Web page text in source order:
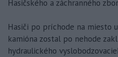
Hasičského a záchranného
Hasiči po príchode na miesto
kamióna zostal po nehode
hydraulického